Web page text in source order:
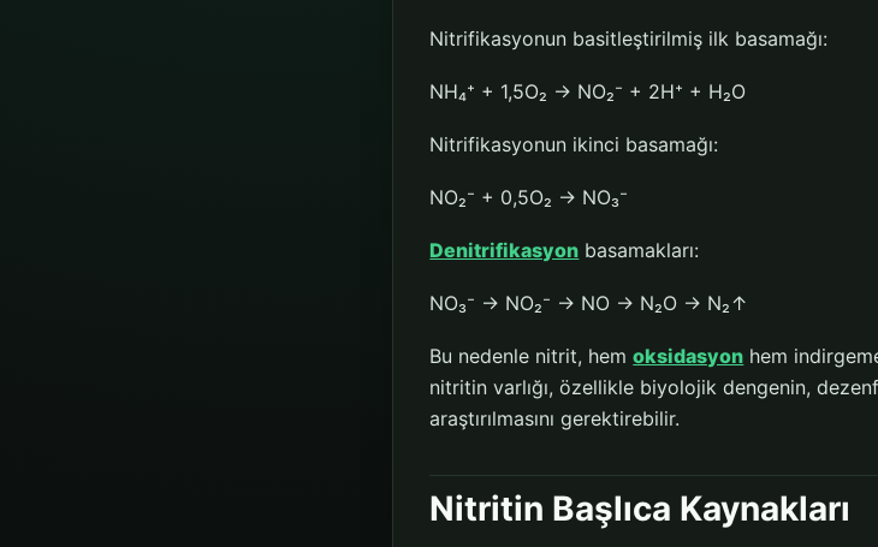
Nitrifikasyonun basitleştirilmiş ilk basamağı:
NH₄⁺ + 1,5O₂ → NO₂⁻ + 2H⁺ + H₂O
Nitrifikasyonun ikinci basamağı:
NO₂⁻ + 0,5O₂ → NO₃⁻
Denitrifikasyon basamakları:
NO₃⁻ → NO₂⁻ → NO → N₂O → N₂↑
Bu nedenle nitrit, hemoksidasyon hem
nitritin varlığı, özellikle biyolojik dengenin,
araştırılmasını gerektirebilir.
Nitritin Başlıca Kaynakları